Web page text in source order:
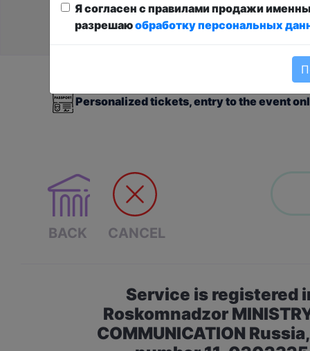
You can buy Your
Tickets are provided as document with
Personalized tickets, entry to the event
Service is registered
Roskomnadzor
COMMUNICATION
Я согласен с правилами продажи
разрешаюобработку персональных